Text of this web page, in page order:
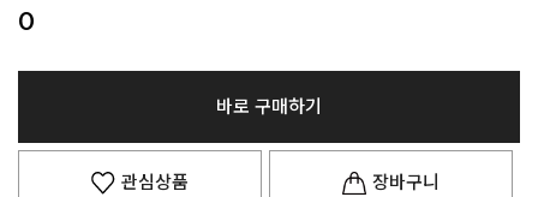
0
바로 구매하기
관심상품 장바구니